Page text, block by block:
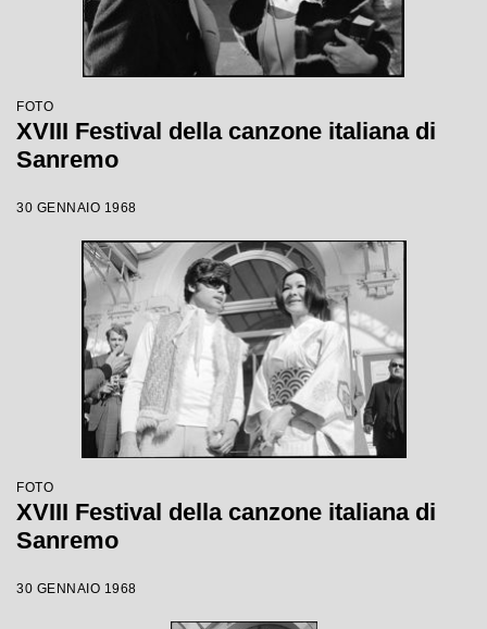
FOTO
XVIII Festival della canzone italiana di
Sanremo
30 GENNAIO 1968
FOTO
XVIII Festival della canzone italiana di
Sanremo
30 GENNAIO 1968